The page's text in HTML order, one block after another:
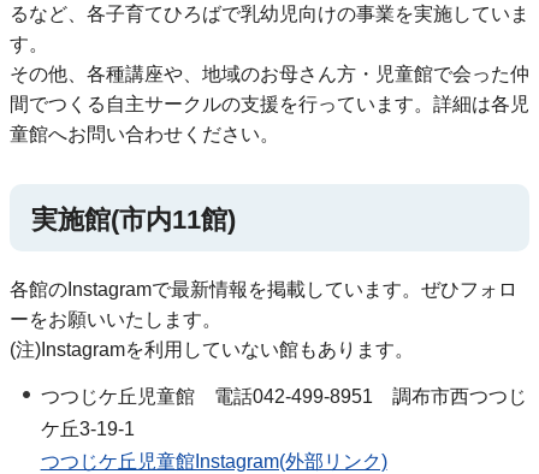
るなど、各子育てひろばで乳幼児向けの事業を実施していま
す。
その他、各種講座や、地域のお母さん方・児童館で会った仲
間でつくる自主サークルの支援を行っています。詳細は各児
童館へお問い合わせください。
実施館(市内11館)
各館のInstagramで最新情報を掲載しています。ぜひフォロ
ーをお願いいたします。
(注)Instagramを利用していない館もあります。
つつじケ丘児童館 電話042-499-8951 調布市西つつじ
ケ丘3-19-1
つつじケ丘児童館Instagram(外部リンク)